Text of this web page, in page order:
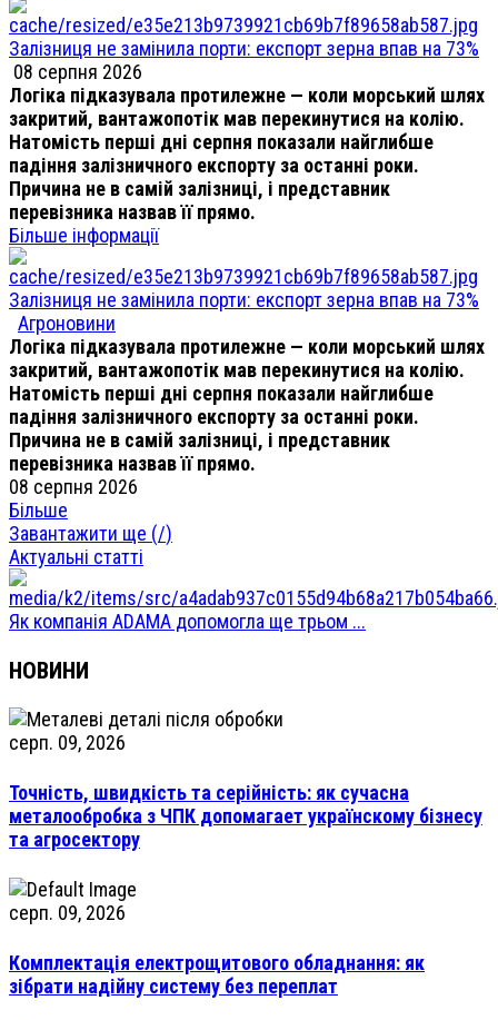
Залізниця не замінила порти: експорт зерна впав на 73%
08 серпня 2026
Логіка підказувала протилежне — коли морський шлях
закритий, вантажопотік мав перекинутися на колію.
Натомість перші дні серпня показали найглибше
падіння залізничного експорту за останні роки.
Причина не в самій залізниці, і представник
перевізника назвав її прямо.
Більше інформації
Залізниця не замінила порти: експорт зерна впав на 73%
Агроновини
Логіка підказувала протилежне — коли морський шлях
закритий, вантажопотік мав перекинутися на колію.
Натомість перші дні серпня показали найглибше
падіння залізничного експорту за останні роки.
Причина не в самій залізниці, і представник
перевізника назвав її прямо.
08 серпня 2026
Більше
Завантажити ще (/)
Актуальні статті
Як компанія ADAMA допомогла ще трьом ...
НОВИНИ
серп. 09, 2026
Точність, швидкість та серійність: як сучасна
металообробка з ЧПК допомагает українскому бізнесу
та агросектору
серп. 09, 2026
Комплектація електрощитового обладнання: як
зібрати надійну систему без переплат